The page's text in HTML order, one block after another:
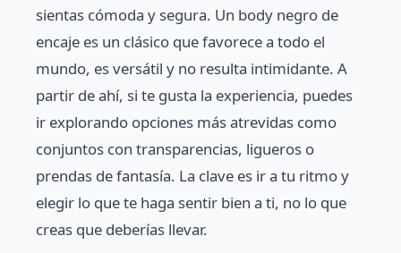
sientas cómoda y segura. Un body negro de
encaje es un clásico que favorece a todo el
mundo, es versátil y no resulta intimidante. A
partir de ahí, si te gusta la experiencia, puedes
ir explorando opciones más atrevidas como
conjuntos con transparencias, ligueros o
prendas de fantasía. La clave es ir a tu ritmo y
elegir lo que te haga sentir bien a ti, no lo que
creas que deberías llevar.